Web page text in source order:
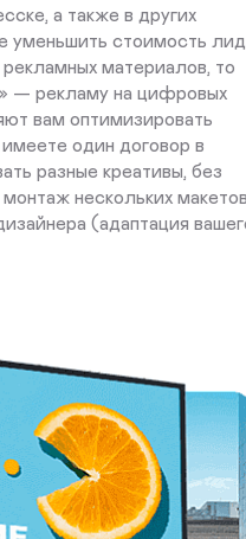
а также в других
стоимость
материалов, то
— рекламу на цифровых
вам оптимизировать
один договор в
разные креативы, без
нескольких
(адаптация